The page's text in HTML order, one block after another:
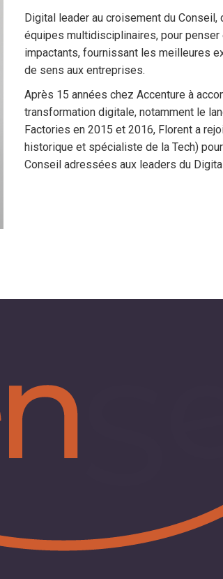
Digital leader au croisement du
équipes multidisciplinaires, pour
impactants, fournissant les meilleures
de sens aux entreprises.
Après 15 années chez Accenture à
transformation digitale, notamment le
Factories en 2015 et 2016, Florent a
historique et spécialiste de la Tech)
Conseil adressées aux leaders du